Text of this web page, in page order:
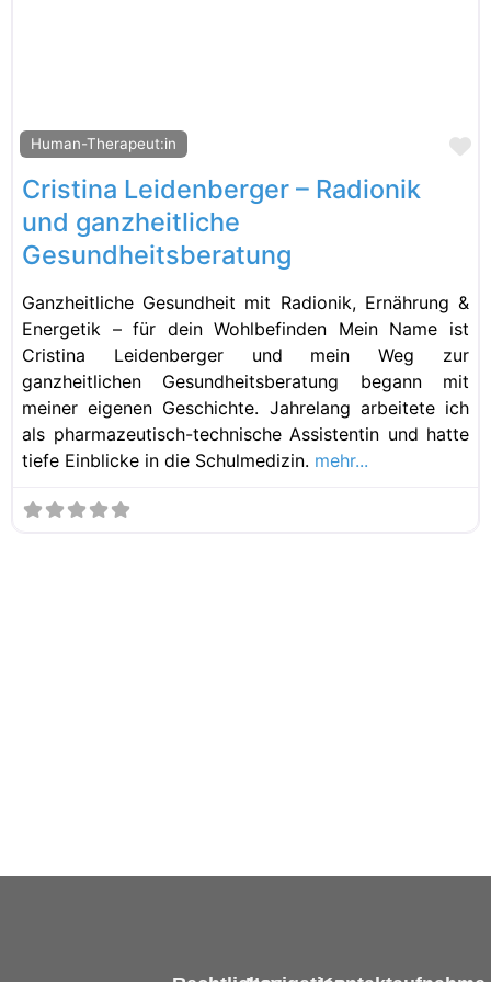
Human-Therapeut:in
Cristina Leidenberger – Radionik
und ganzheitliche
Gesundheitsberatung
Ganzheitliche Gesundheit mit Radionik, Ernährung &
Energetik – für dein Wohlbefinden Mein Name ist
Cristina Leidenberger und mein Weg zur
ganzheitlichen Gesundheitsberatung begann mit
meiner eigenen Geschichte. Jahrelang arbeitete ich
als pharmazeutisch-technische Assistentin und hatte
tiefe Einblicke in die Schulmedizin. mehr...